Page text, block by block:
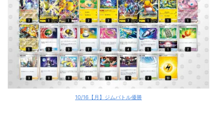
10/16【月】ジムバトル優勝